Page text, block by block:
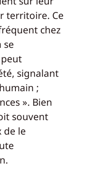
territoire. Ce
chez
se
signalant
;
». Bien
souvent
de le